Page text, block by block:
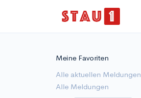
Meine Favoriten
Alle aktuellen Meldungen
Alle Meldungen